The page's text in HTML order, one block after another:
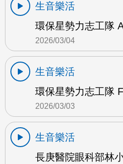
生音樂活
環保星勢力志工隊
2026/03/04
生音樂活
環保星勢力志工隊
2026/03/03
生音樂活
長庚醫院眼科部林